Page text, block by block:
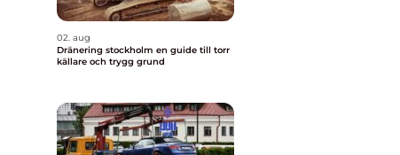
02. aug
Dränering stockholm en guide till torr
källare och trygg grund